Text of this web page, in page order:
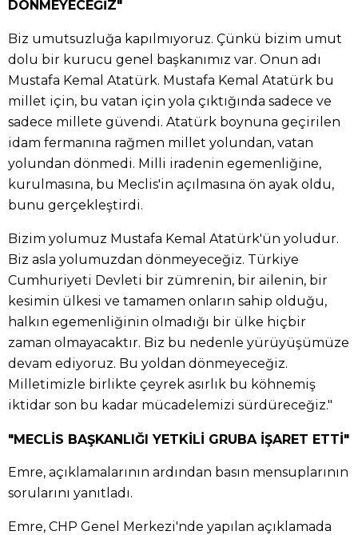
DÖNMEYECEĞİZ"
Biz umutsuzluğa kapılmıyoruz. Çünkü bizim umut
dolu bir kurucu genel başkanımız var. Onun adı
Mustafa Kemal Atatürk. Mustafa Kemal Atatürk bu
millet için, bu vatan için yola çıktığında sadece ve
sadece millete güvendi. Atatürk boynuna geçirilen
idam fermanına rağmen millet yolundan, vatan
yolundan dönmedi. Milli iradenin egemenliğine,
kurulmasına, bu Meclis'in açılmasına ön ayak oldu,
bunu gerçekleştirdi.
Bizim yolumuz Mustafa Kemal Atatürk'ün yoludur.
Biz asla yolumuzdan dönmeyeceğiz. Türkiye
Cumhuriyeti Devleti bir zümrenin, bir ailenin, bir
kesimin ülkesi ve tamamen onların sahip olduğu,
halkın egemenliğinin olmadığı bir ülke hiçbir
zaman olmayacaktır. Biz bu nedenle yürüyüşümüze
devam ediyoruz. Bu yoldan dönmeyeceğiz.
Milletimizle birlikte çeyrek asırlık bu köhnemiş
iktidar son bu kadar mücadelemizi sürdüreceğiz."
"MECLİS BAŞKANLIĞI YETKİLİ GRUBA İŞARET ETTİ"
Emre, açıklamalarının ardından basın mensuplarının
sorularını yanıtladı.
Emre, CHP Genel Merkezi'nde yapılan açıklamada